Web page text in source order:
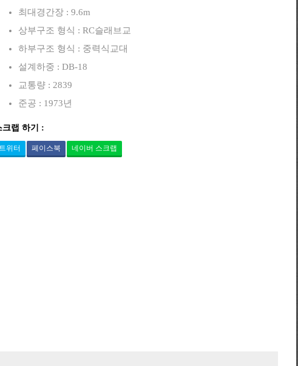
최대경간장 : 9.6m
상부구조 형식 : RC슬래브교
하부구조 형식 : 중력식교대
설계하중 : DB-18
교통량 : 2839
준공 : 1973년
크랩 하기 :
위터 페이스북 네이버 스크랩